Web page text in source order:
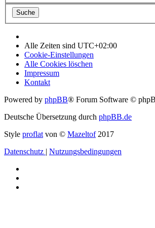
Alle Zeiten sind UTC+02:00
Cookie-Einstellungen
Alle Cookies löschen
Impressum
Kontakt
Powered by phpBB® Forum Software ©
Deutsche Übersetzung durch phpBB.de
Style proflat von © Mazeltof2017
Datenschutz | Nutzungsbedingungen